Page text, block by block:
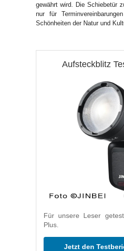
gewährt wird. Die Schiebetür
nur für
Schönheiten der Natur und
Aufsteckblitz
Für unsere Leser
Plus.
Jetzt den